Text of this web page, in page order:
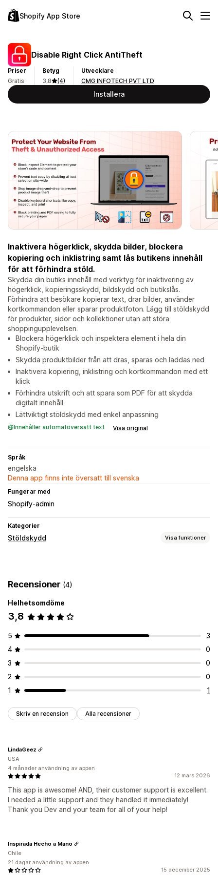
Shopify App Store
Disable Right Click AntiTheft
Priser
Gratis
Betyg
3,8
(4)
Utvecklare
CMG INFOTECH PVT LTD
Installera
Inaktivera högerklick, skydda bilder, blockera
kopiering och inklistring samt lås butikens innehåll
för att förhindra stöld.
Skydda din butiks innehåll med verktyg för inaktivering av
högerklick, kopieringsskydd, bildskydd och butikslås.
Förhindra att besökare kopierar text, drar bilder, använder
kortkommandon eller sparar produktfoton. Lägg till stöldskydd
för produkter, sidor och kollektioner utan att störa
shoppingupplevelsen.
Blockera högerklick och inspektera element i hela din
Shopify-butik
Skydda produktbilder från att dras, sparas och laddas ned
Inaktivera kopiering, inklistring och kortkommandon med ett
klick
Förhindra utskrift och att spara som PDF för att skydda
digitalt innehåll
Lättviktigt stöldskydd med enkel anpassning
Innehåller automatöversatt text Visa original
Språk
engelska
Denna app finns inte översatt till svenska
Fungerar med
Shopify-admin
Kategorier
Stöldskydd Visa funktioner
Digitala tillgångar
Försäljningsdata
Blockerade åtgärder
Dra och släpp
Utvecklarverktyg
E-postaviseringar
Recensioner (4)
Helhetsomdöme
3,8
5
3
4
0
3
0
2
0
1
1
Skriv en recension Alla recensioner
12 mars 2026
This app is awesome! AND, their customer support is excellent.
I needed a little support and they handled it immediately!
Thank you Dev and your team for all of your help!
LindaGeez
USA
4 månader användning av appen
15 december 2025
Inspirada Hecho a Mano
Chile
21 dagar användning av appen